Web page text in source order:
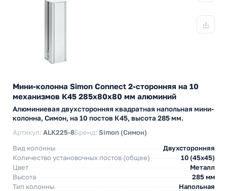
Мини-колонна Simon Connect 2-сторонняя на 10
механизмов К45 285х80х80 мм алюминий
Алюминиевая двухсторонняя квадратная напольная мини-
колонна, Симон, на 10 постов К45, высота 285 мм.
Артикул: ALK225-8Бренд: Simon (Симон)
Вид колонны
Двухсторонняя
Количество установочных постов (общее)
10 (45х45)
Цвет
Металл
Высота
285 мм
Тип колонны
Напольная